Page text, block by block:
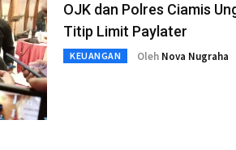
OJK dan Polres Ciamis
Titip Limit Paylater
KEUANGAN Oleh Nova Nugraha